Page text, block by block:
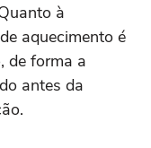
à
aquecimento é
de forma a
antes da